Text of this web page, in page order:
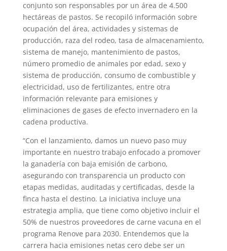
conjunto son responsables por un área de 4.500
hectáreas de pastos. Se recopiló información sobre
ocupación del área, actividades y sistemas de
producción, raza del rodeo, tasa de almacenamiento,
sistema de manejo, mantenimiento de pastos,
número promedio de animales por edad, sexo y
sistema de producción, consumo de combustible y
electricidad, uso de fertilizantes, entre otra
información relevante para emisiones y
eliminaciones de gases de efecto invernadero en la
cadena productiva.
“Con el lanzamiento, damos un nuevo paso muy
importante en nuestro trabajo enfocado a promover
la ganadería con baja emisión de carbono,
asegurando con transparencia un producto con
etapas medidas, auditadas y certificadas, desde la
finca hasta el destino. La iniciativa incluye una
estrategia amplia, que tiene como objetivo incluir el
50% de nuestros proveedores de carne vacuna en el
programa Renove para 2030. Entendemos que la
carrera hacia emisiones netas cero debe ser un